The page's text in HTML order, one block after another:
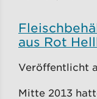
aus Rot
Veröffentlicht
Mitte 2013